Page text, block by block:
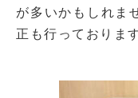
が多いかもしれま
正も行っております